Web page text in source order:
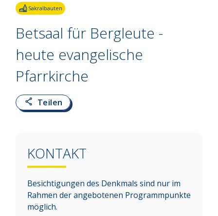
Sakralbauten
Betsaal für Bergleute -
heute evangelische
Pfarrkirche
Teilen
KONTAKT
Besichtigungen des Denkmals sind nur im
Rahmen der angebotenen Programmpunkte
möglich.